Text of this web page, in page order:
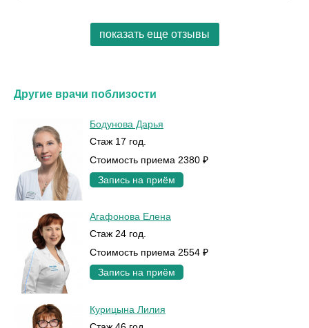
показать еще отзывы
Другие врачи поблизости
Бодунова Дарья
Стаж 17 год.
Стоимость приема 2380 ₽
Запись на приём
Агафонова Елена
Стаж 24 год.
Стоимость приема 2554 ₽
Запись на приём
Курицына Лилия